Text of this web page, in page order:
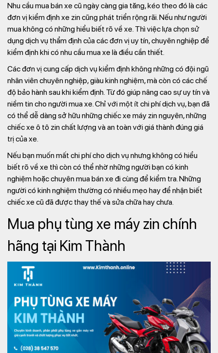
Nhu cầu mua bán xe cũ ngày càng gia tăng, kéo theo đó là các
đơn vị kiểm định xe zin cũng phát triển rộng rãi. Nếu như người
mua không có những hiểu biết rõ về xe. Thì việc lựa chọn sử
dụng dịch vụ thẩm định của các đơn vị uy tín, chuyên nghiệp để
kiểm định khi có nhu cầu mua xe là điều cần thiết.
Các đơn vị cung cấp dịch vụ kiểm định không những có đội ngũ
nhân viên chuyên nghiệp, giàu kinh nghiệm, mà còn có các chế
độ bảo hành sau khi kiểm định. Từ đó giúp nâng cao sự uy tín và
niềm tin cho người mua xe. Chỉ với một ít chi phí dịch vụ, bạn đã
có thể dễ dàng sở hữu những chiếc xe máy zin nguyên, những
chiếc xe ô tô zin chất lượng và an toàn với giá thành đúng giá
trị của xe.
Nếu bạn muốn mất chi phí cho dịch vụ nhưng không có hiểu
biết rõ về xe thì còn có thể nhờ những người bạn có kinh
nghiệm hoặc chuyên mua bán xe đi cùng để kiểm tra. Những
người có kinh nghiệm thường có nhiều mẹo hay để nhận biết
chiếc xe cũ đã được thay thế và sửa chữa hay chưa.
Mua phụ tùng xe máy zin chính
hãng tại Kim Thành